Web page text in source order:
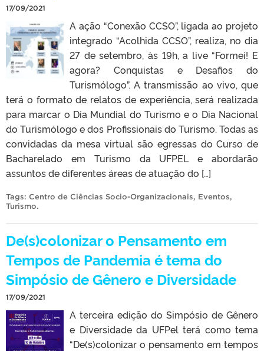
17/09/2021
A ação “Conexão CCSO”, ligada ao projeto
integrado “Acolhida CCSO”, realiza, no dia
27 de setembro, às 19h, a live “Formei! E
agora? Conquistas e Desafios do
Turismólogo”. A transmissão ao vivo, que
terá o formato de relatos de experiência, será realizada
para marcar o Dia Mundial do Turismo e o Dia Nacional
do Turismólogo e dos Profissionais do Turismo. Todas as
convidadas da mesa virtual são egressas do Curso de
Bacharelado em Turismo da UFPEL e abordarão
assuntos de diferentes áreas de atuação do […]
Tags: Centro de Ciências Socio-Organizacionais, Eventos,
Turismo.
De(s)colonizar o Pensamento em
Tempos de Pandemia é tema do
Simpósio de Gênero e Diversidade
17/09/2021
A terceira edição do Simpósio de Gênero
e Diversidade da UFPel terá como tema
“De(s)colonizar o pensamento em tempos